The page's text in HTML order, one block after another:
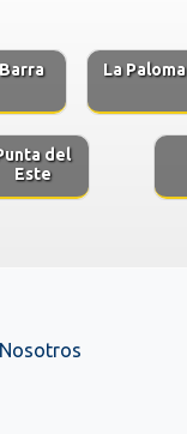
La Paloma
del
Este
Nosotros